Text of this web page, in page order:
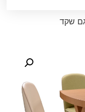
שקד